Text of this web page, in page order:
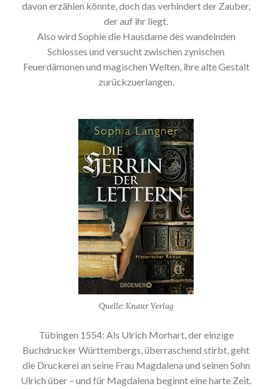
davon erzählen könnte, doch das verhindert der Zauber,
der auf ihr liegt.
Also wird Sophie die Hausdame des wandelnden
Schlosses und versucht zwischen zynischen
Feuerdämonen und magischen Welten, ihre alte Gestalt
zurückzuerlangen.
Quelle: Knaur Verlag
Tübingen 1554: Als Ulrich Morhart, der einzige
Buchdrucker Württembergs, überraschend stirbt, geht
die Druckerei an seine Frau Magdalena und seinen Sohn
Ulrich über – und für Magdalena beginnt eine harte Zeit.